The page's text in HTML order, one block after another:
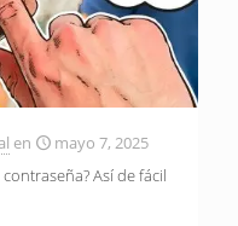
en
mayo 7, 2025
Así de fácil